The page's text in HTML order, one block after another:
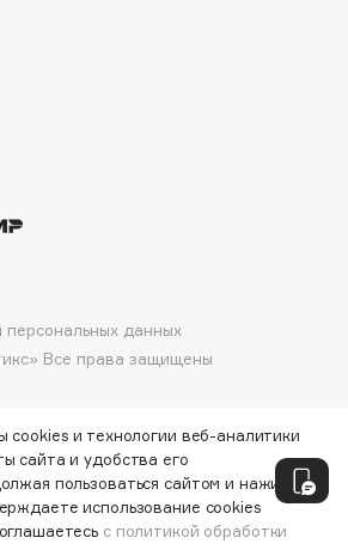
Все права защищены
персональных данных
cookies и технологии веб-аналитики
сайта и удобства его
пользоваться сайтом и нажимая
использование cookies
с политикой обработки